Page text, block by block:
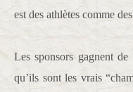
est des athlètes comme
Les sponsors gagnent
qu’ils sont les vrais